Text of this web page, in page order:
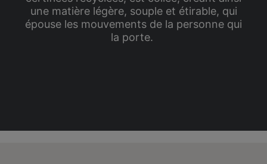
une matière légère, souple et étirable, qui
épouse les mouvements de la personne qui
la porte.